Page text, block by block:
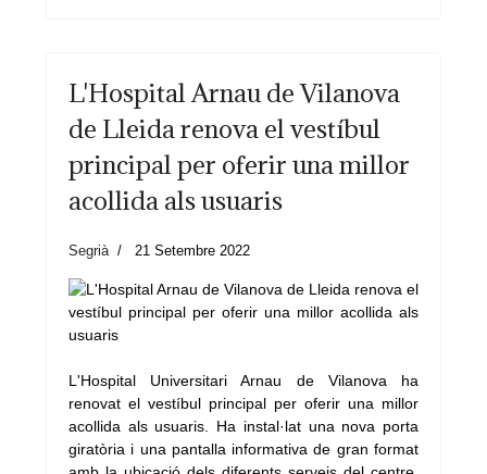
L'Hospital Arnau de Vilanova
de Lleida renova el vestíbul
principal per oferir una millor
acollida als usuaris
Segrià 21 Setembre 2022
L'Hospital Universitari Arnau de Vilanova ha
renovat el vestíbul principal per oferir una millor
acollida als usuaris. Ha instal·lat una nova porta
giratòria i una pantalla informativa de gran format